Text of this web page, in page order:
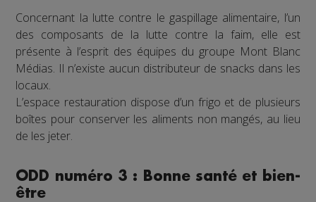
Concernant la lutte contre le gaspillage alimentaire, l’un
des composants de la lutte contre la faim, elle est
présente à l’esprit des équipes du groupe Mont Blanc
Médias. Il n’existe aucun distributeur de snacks dans les
locaux.
L’espace restauration dispose d’un frigo et de plusieurs
boîtes pour conserver les aliments non mangés, au lieu
de les jeter.
ODD numéro 3 : Bonne santé et bien-
être